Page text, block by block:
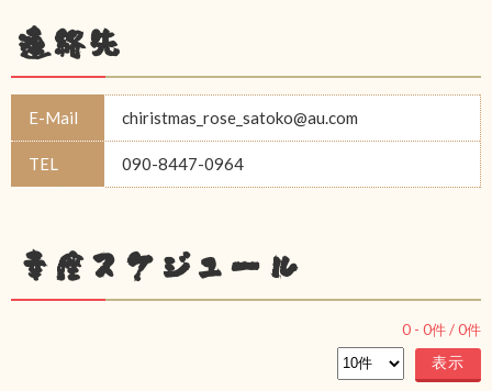
連絡先
E-Mail chiristmas_rose_satoko@au.com
TEL 090-8447-0964
幸座スケジュール
0 - 0件 /0件